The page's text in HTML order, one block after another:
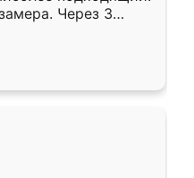
Через 3
Остались
Ренессанс
работу!